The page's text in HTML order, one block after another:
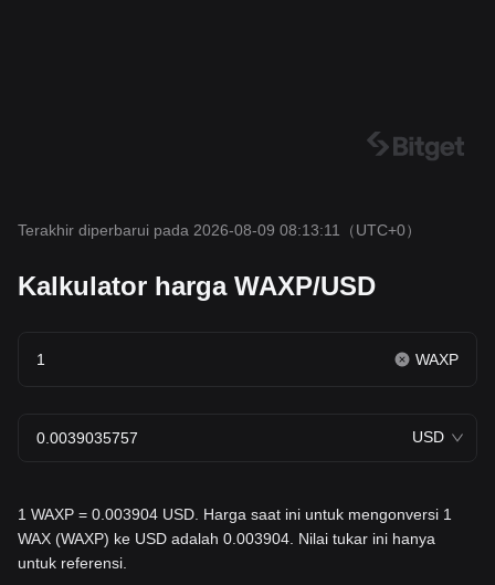
Terakhir diperbarui pada 2026-08-09 08:13:11 （UTC+0）
Kalkulator harga WAXP/USD
WAXP
USD
1 WAXP = 0.003904 USD. Harga saat ini untuk mengonversi 1
WAX (WAXP) ke USD adalah 0.003904. Nilai tukar ini hanya
untuk referensi.